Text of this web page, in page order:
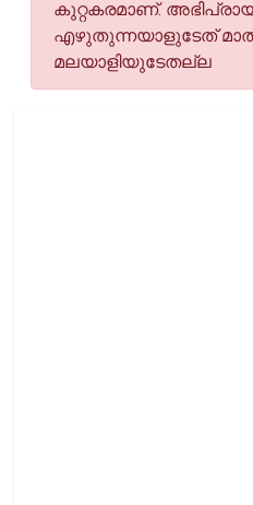
കുറ്റകരമാണ്.
എഴുതുന്നയാളുടേത്
മലയാളിയുടേതല്ല